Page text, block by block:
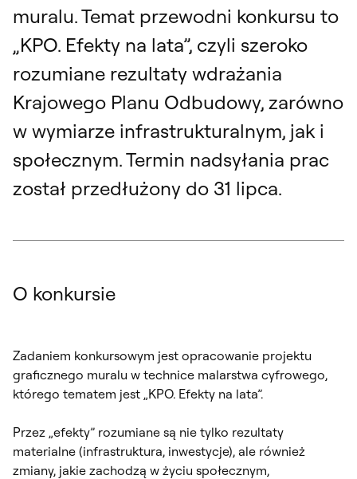
muralu. Temat przewodni konkursu to
„KPO. Efekty na lata”, czyli szeroko
rozumiane rezultaty wdrażania
Krajowego Planu Odbudowy, zarówno
w wymiarze infrastrukturalnym, jak i
społecznym. Termin nadsyłania prac
został przedłużony do 31 lipca.
O konkursie
Zadaniem konkursowym jest opracowanie projektu
graficznego muralu w technice malarstwa cyfrowego,
którego tematem jest „KPO. Efekty na lata”.
Przez „efekty” rozumiane są nie tylko rezultaty
materialne (infrastruktura, inwestycje), ale również
zmiany, jakie zachodzą w życiu społecznym,